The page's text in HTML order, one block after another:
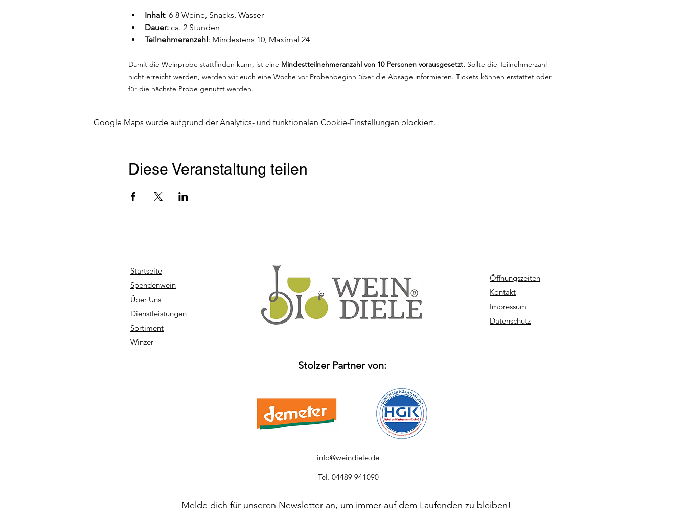
Inhalt: 6-8 Weine, Snacks, Wasser
Dauer: ca. 2 Stunden
Teilnehmeranzahl: Mindestens 10, Maximal 24
Damit die Weinprobe stattfinden kann, ist eine Mindestteilnehmeranzahl von 10 Personen vorausgesetzt. Sollte die Teilnehmerzahl
nicht erreicht werden, werden wir euch eine Woche vor Probenbeginn über die Absage informieren. Tickets können erstattet oder
für die nächste Probe genutzt werden.
Google Maps wurde aufgrund der Analytics- und funktionalen Cookie-Einstellungen blockiert.
Diese Veranstaltung teilen
Startseite
Spendenwein
Über Uns
Dienstleistungen
Sortiment
Winzer
Öffnungszeiten
Kontakt
Impressum
Datenschutz
Stolzer Partner von:
info@weindiele.de
Tel. 04489 941090
Melde dich für unseren Newsletter an, um immer auf dem Laufenden zu bleiben!